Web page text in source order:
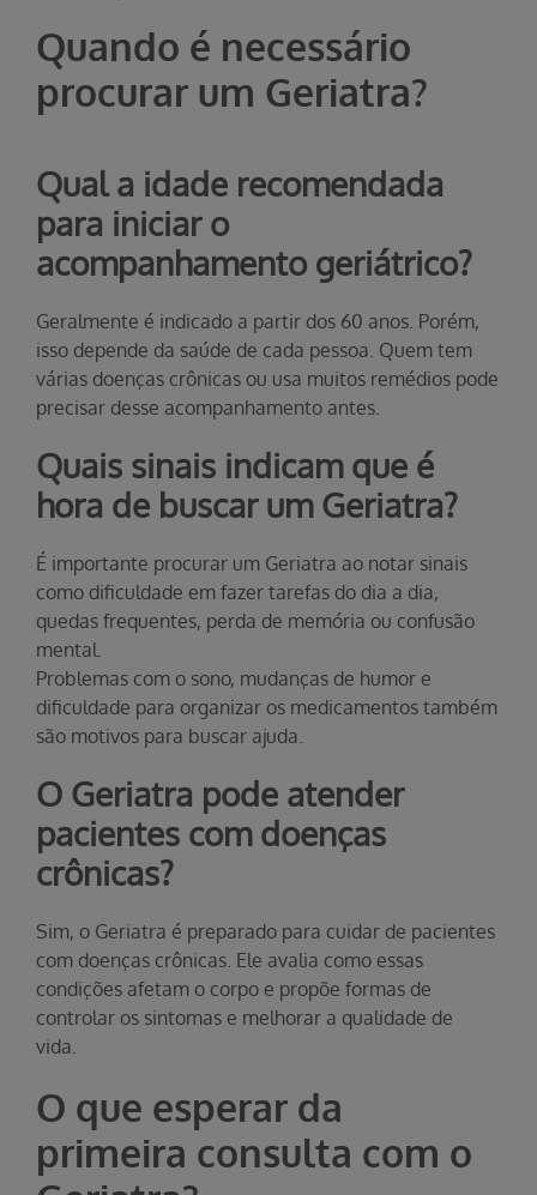
Quando é necessário
procurar um Geriatra?
Qual a idade recomendada
para iniciar o
acompanhamento geriátrico?
Geralmente é indicado a partir dos 60 anos. Porém,
isso depende da saúde de cada pessoa. Quem tem
várias doenças crônicas ou usa muitos remédios pode
precisar desse acompanhamento antes.
Quais sinais indicam que é
hora de buscar um Geriatra?
É importante procurar um Geriatra ao notar sinais
como dificuldade em fazer tarefas do dia a dia,
quedas frequentes, perda de memória ou confusão
mental.
Problemas com o sono, mudanças de humor e
dificuldade para organizar os medicamentos também
são motivos para buscar ajuda.
O Geriatra pode atender
pacientes com doenças
crônicas?
Sim, o Geriatra é preparado para cuidar de pacientes
com doenças crônicas. Ele avalia como essas
condições afetam o corpo e propõe formas de
controlar os sintomas e melhorar a qualidade de
vida.
O que esperar da
primeira consulta com o